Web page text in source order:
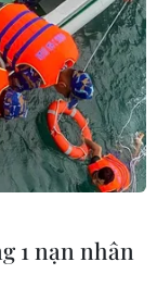
đồng cho đến
chính trên
1 nạn nhân